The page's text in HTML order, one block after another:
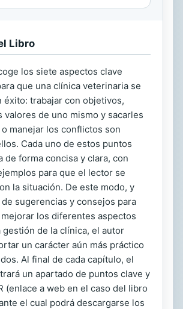
Libro
los siete aspectos clave
que una clínica veterinaria se
éxito: trabajar con objetivos,
valores de uno mismo y sacarles
manejar los conflictos son
Cada uno de estos puntos
de forma concisa y clara, con
para que el lector se
la situación. De este modo, y
sugerencias y consejos para
los diferentes aspectos
de la clínica, el autor
un carácter aún más práctico
Al final de cada capítulo, el
un apartado de puntos clave y
(enlace a web en el caso del libro
el cual podrá descargarse los